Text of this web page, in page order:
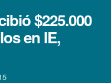
$225.000
en IE,